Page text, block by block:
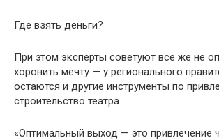
Где взять деньги?
При этом эксперты советуют все же не
хоронить мечту — у регионального
остаются и другие инструменты по
строительство театра.
«Оптимальный выход — это привлечение